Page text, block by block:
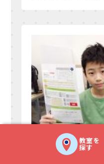
教室を
探す